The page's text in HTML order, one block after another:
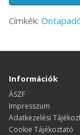
Címkék:
Információk
ÁSZF
Impresszum
Adatkezelési
Cookie Tájékoztató